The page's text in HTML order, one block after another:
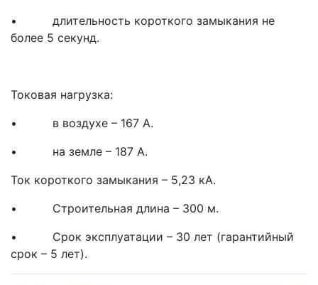
• длительность короткого замыкания не
более 5 секунд.
Токовая нагрузка:
• в воздухе – 167 А.
• на земле – 187 А.
Ток короткого замыкания – 5,23 кА.
• Строительная длина – 300 м.
• Срок эксплуатации – 30 лет (гарантийный
срок – 5 лет).